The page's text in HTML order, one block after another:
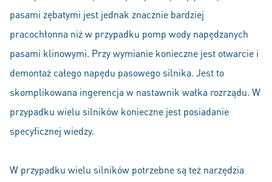
pasami zębatymi jest jednak znacznie bardziej
pracochłonna niż w przypadku pomp wody napędzanych
pasami klinowymi. Przy wymianie konieczne jest otwarcie i
demontaż całego napędu pasowego silnika. Jest to
skomplikowana ingerencja w nastawnik wałka rozrządu. W
przypadku wielu silników konieczne jest posiadanie
specyficznej wiedzy.
W przypadku wielu silników potrzebne są też narzędzia